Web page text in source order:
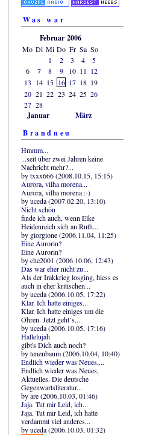
Was war
Februar 2006
Mo Di Mi Do Fr Sa So
1
2 3 4
5
6
7 8 9 10 11
12
13
14 15 16 17 18 19
20 21 22 23 24 25 26
27 28
Januar
März
Brandneu
Hmmm...
...seit über zwei Jahren keine
Nachricht mehr?...
by txxx666 (2008.10.15, 15:15)
Aurora, vilha morena...
Aurora, vilha morena :-)
by uceda (2007.02.20, 13:10)
Nicht schön
finde ich auch, wenn Elke
Heidenreich sich an Ruth...
by giorgione (2006.11.04, 11:25)
Eine Aurorin?
Eine Aurorin?
by che2001 (2006.10.06, 12:43)
Das war eher nicht zu...
Als der Irakkrieg losging, hiess es
auch in eher kritischen...
by uceda (2006.10.05, 17:22)
Klar. Ich hatte einiges...
Klar. Ich hatte einiges um die
Ohren. Jetzt geht´s...
by uceda (2006.10.05, 17:16)
Hallelujah
gibt's Dich auch noch?
by tenenbaum (2006.10.04, 10:40)
Endlich wieder was Neues,...
Endlich wieder was Neues,
Aktuelles. Die deutsche
Gegenwartsliteratur...
by are (2006.10.03, 01:46)
Jaja. Tut mir Leid, ich...
Jaja. Tut mir Leid, ich hatte
verdammt viel anderes...
by uceda (2006.10.03, 01:32)